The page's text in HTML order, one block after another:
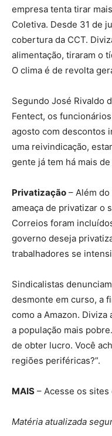
empresa tenta tirar
Coletiva. Desde 31 de
cobertura da CCT.
alimentação, tiraram o
O clima é de revolta
Segundo José Rivaldo
Fentect, os
agosto com descontos
uma reivindicação,
gente já tem há mais
Privatização – Além
ameaça de privatizar o
Correios foram
governo deseja
trabalhadores se
Sindicalistas
desmonte em curso, a
como a Amazon. Diviza
a população mais
de obter lucro. Você
regiões periféricas?”.
MAIS – Acesse os sites
Matéria atualizada